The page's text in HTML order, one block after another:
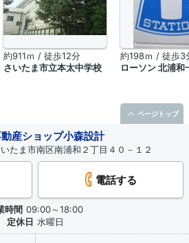
約911ｍ / 徒歩12分
さいたま市立本太中学校
約198ｍ / 徒歩3
ローソン 北浦和
産ショップ小森設計
たま市南区南浦和２丁目４０－１２
電話する
時間 09:00～18:00
定休日 水曜日
ページトップ